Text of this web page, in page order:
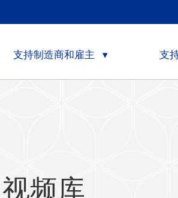
支持制造商和雇主 支
视频库